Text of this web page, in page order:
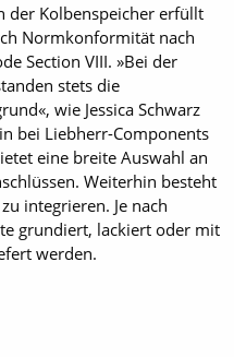
der Kolbenspeicher erfüllt
Normkonformität nach
Section VIII. »Bei der
stets die
wie Jessica Schwarz
bei Liebherr-Components
eine breite Auswahl an
Weiterhin besteht
integrieren. Je nach
grundiert, lackiert oder mit
werden.